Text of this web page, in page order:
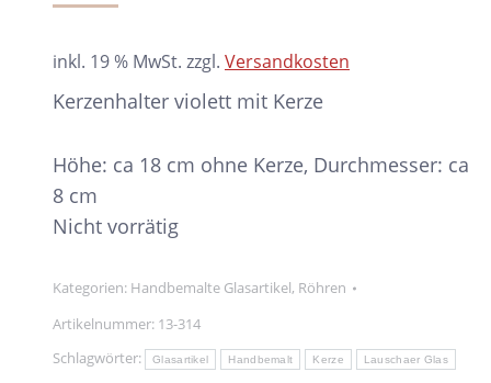
inkl. 19 % MwSt. zzgl. Versandkosten
Kerzenhalter violett mit Kerze
Höhe: ca 18 cm ohne Kerze, Durchmesser: ca
8 cm
Nicht vorrätig
Kategorien: Handbemalte Glasartikel, Röhren
Artikelnummer: 13-314
Schlagwörter:
Glasartikel Handbemalt Kerze Lauschaer Glas